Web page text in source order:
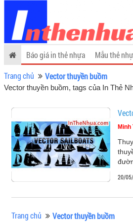
Báo giá in thẻ nhựa Mẫu thẻ
Trang chủ
Vector thuyền buồm
Vector thuyền buồm, tags của In Thẻ
Minh
20/
Trang chủ Vector thuyền buồm